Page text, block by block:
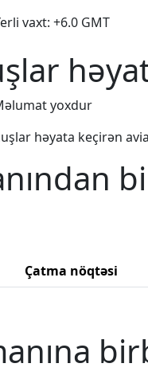
vaxt: +6.0 GMT
yoxdur
həyata keçirən
Çatma nöqtəsi